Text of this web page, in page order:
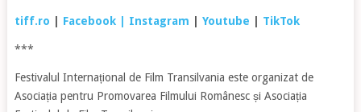
tiff.ro Facebook | Instagram Youtube TikTok
***
Festivalul Internațional de Film Transilvania este organizat de
Asociația pentru Promovarea Filmului Românesc și Asociația